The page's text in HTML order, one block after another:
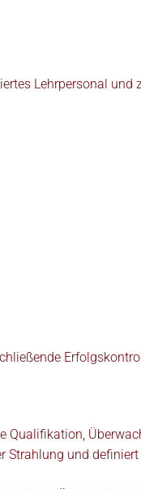
Lehrpersonal und
Qualifikation,
Strahlung und